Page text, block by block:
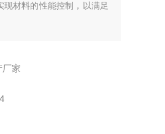
材料的性能控制，以满足
厂家